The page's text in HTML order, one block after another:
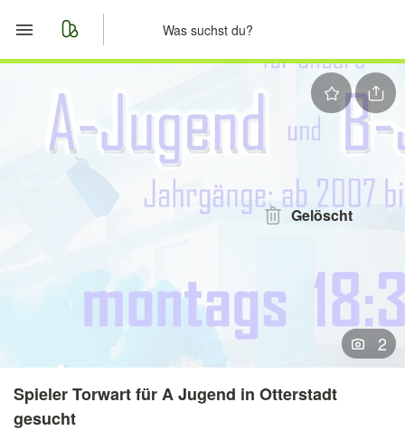
Merkliste
Anzeige aufgeben
Gelöscht
2
Spieler Torwart für A Jugend in Otterstadt
gesucht